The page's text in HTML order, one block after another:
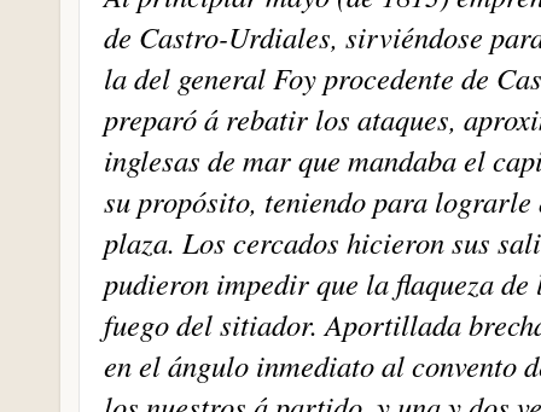
de Castro-Urdiales, sirviéndose
la del general Foy procedente de
preparó á rebatir los ataques,
inglesas de mar que mandaba el
su propósito, teniendo para
plaza. Los cercados hicieron sus
pudieron impedir que la flaqueza
fuego del sitiador. Aportillada
en el ángulo inmediato al convento